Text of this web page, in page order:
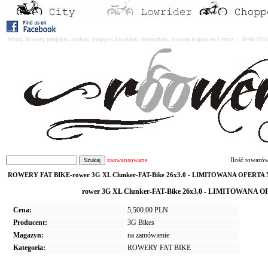
Witaj. Rowery miejskie, cruiser, chopper, lowrider, amsterdam, custom kupisz tu i teraz : 10-08-
zaawansowane Ilość
ROWERY FAT BIKE-rower 3G XL Clunker-FAT-Bike 26x3.0 - LIMITOWANA OFERTA
rower 3G XL Clunker-FAT-Bike 26x3.0 - LIMITOWANA
Cena:
5,500.00 PLN
Producent:
3G Bikes
Magazyn:
na zamówienie
Kategoria:
ROWERY FAT BIKE